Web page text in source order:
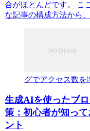
合がほとんどです。 こ
な記事の構成方法から
グでアクセス数を
生成AIを使ったブ
策：初心者が知っ
ント